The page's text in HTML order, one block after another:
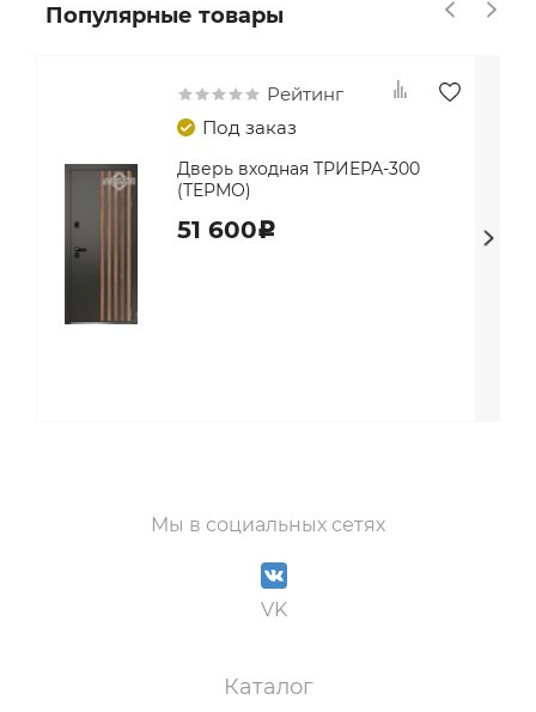
Популярные товары
Рейтинг
Под заказ
Дверь входная ТРИЕРА-300
(ТЕРМО)
51 600c
Мы в социальных сетях
VK
Каталог